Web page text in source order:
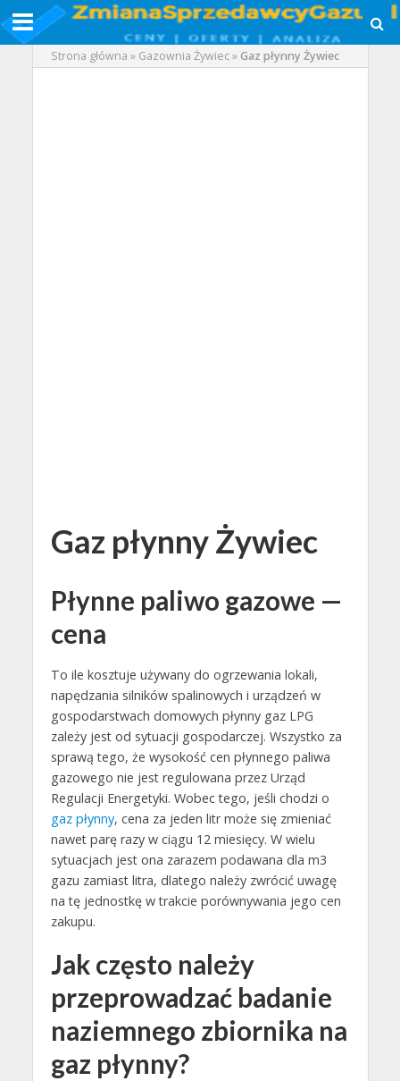
Strona główna » Gazownia Żywiec»Gaz płynny Żywiec
Gaz płynny Żywiec
Płynne paliwo gazowe —
cena
To ile kosztuje używany do ogrzewania lokali,
napędzania silników spalinowych i urządzeń w
gospodarstwach domowych płynny gaz LPG
zależy jest od sytuacji gospodarczej. Wszystko za
sprawą tego, że wysokość cen płynnego paliwa
gazowego nie jest regulowana przez Urząd
Regulacji Energetyki. Wobec tego, jeśli chodzi o
gaz płynny, cena za jeden litr może się zmieniać
nawet parę razy w ciągu 12 miesięcy. W wielu
sytuacjach jest ona zarazem podawana dla m3
gazu zamiast litra, dlatego należy zwrócić uwagę
na tę jednostkę w trakcie porównywania jego cen
zakupu.
Jak często należy
przeprowadzać badanie
naziemnego zbiornika na
gaz płynny?